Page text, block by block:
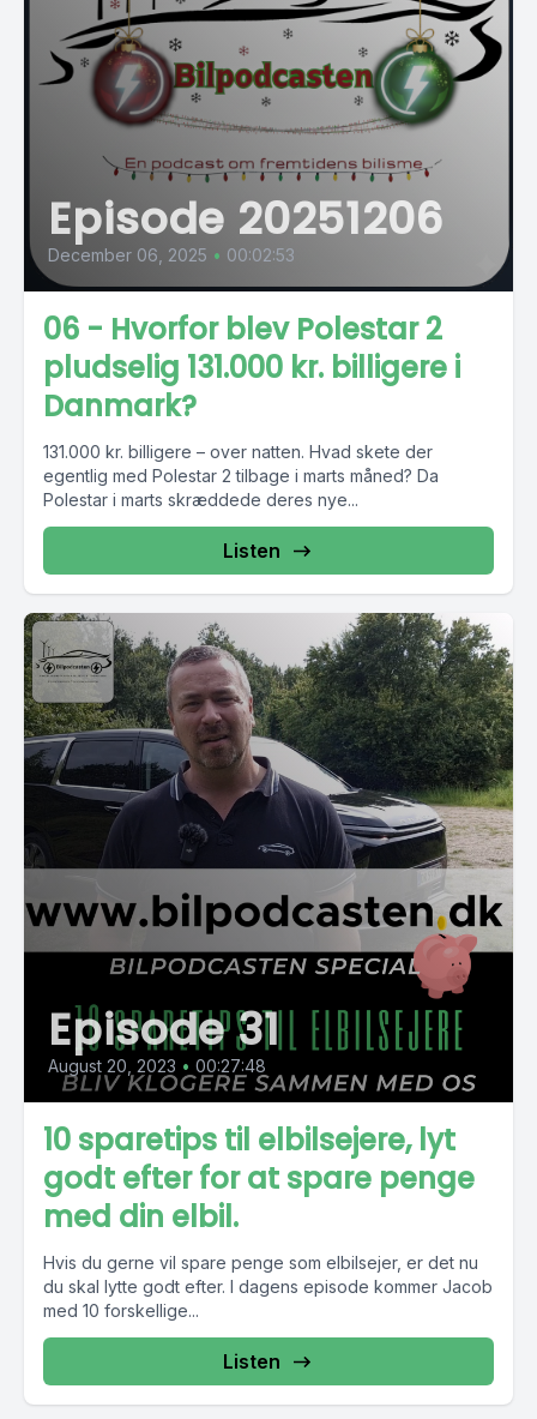
Episode 20251206
December 06, 2025 • 00:02:53
06 - Hvorfor blev Polestar 2
pludselig 131.000 kr. billigere i
Danmark?
131.000 kr. billigere – over natten. Hvad skete der
egentlig med Polestar 2 tilbage i marts måned? Da
Polestar i marts skræddede deres nye...
Listen
Episode 31
August 20, 2023 • 00:27:48
10 sparetips til elbilsejere, lyt
godt efter for at spare penge
med din elbil.
Hvis du gerne vil spare penge som elbilsejer, er det nu
du skal lytte godt efter. I dagens episode kommer Jacob
med 10 forskellige...
Listen